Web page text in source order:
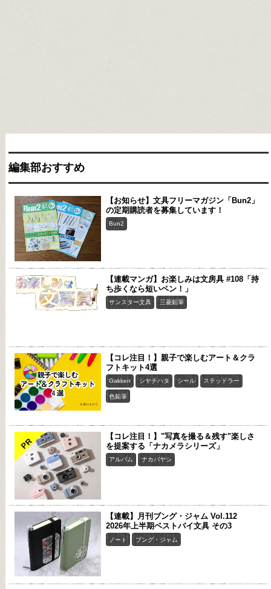
編集部おすすめ
【お知らせ】文具フリーマガジン「Bun2」
の定期購読者を募集しています！
Bun2
【連載マンガ】お楽しみは文房具 #108「持
ち歩くなら短いペン！」
サンスター文具 三菱鉛筆
【コレ注目！】親子で楽しむアート＆クラ
フトキット4選
Gakken シヤチハタ シール ステッドラー
色鉛筆
PR
【コレ注目！】"写真を撮る＆残す"楽しさ
を提案する「ナカメラシリーズ」
アルバム ナカバヤシ
【連載】月刊ブング・ジャム Vol.112
2026年上半期ベストバイ文具 その3
ノート ブング・ジャム